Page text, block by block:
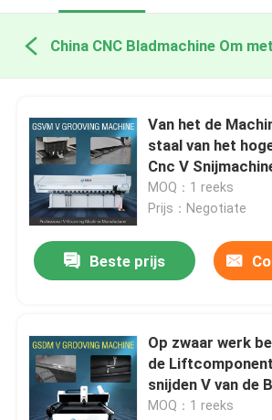
Van het de
staal van het
Cnc V
snijden
MOQ：1 reeks
Prijs：Negotiate
Beste prijs
Op zwaar werk
de
snijden V van de
Groover-Machine
MOQ：1 reeks